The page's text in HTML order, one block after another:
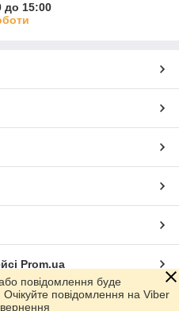
до 15:00
Prom.ua
повідомлення буде
повідомлення на Viber